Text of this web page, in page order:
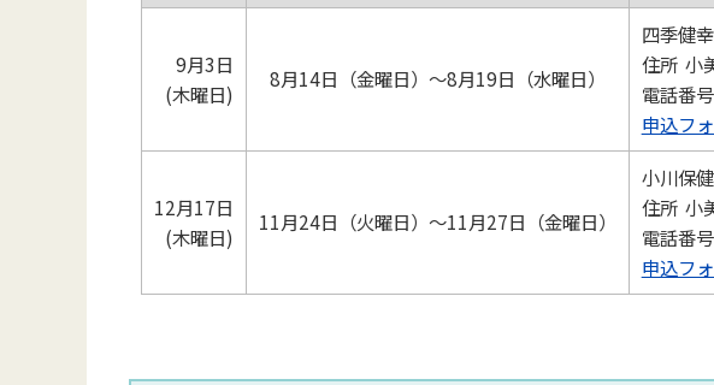
9月3日
(木曜日)
8月14日（金曜日）～8月19日（水曜日）
四季健
住所 小
電話番
申込フ
12月17日
(木曜日)
11月24日（火曜日）～11月27日（金曜日）
小川保
住所 小
電話番
申込フ